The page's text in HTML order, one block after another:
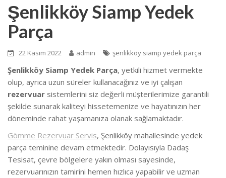
Şenlikköy Siamp Yedek
Parça
22 Kasım 2022 admin şenlikköy siamp yedek parça
Şenlikköy Siamp Yedek Parça, yetkili hizmet vermekte
olup, ayrıca uzun süreler kullanacağınız ve iyi çalışan
rezervuar sistemlerini siz değerli müşterilerimize garantili
şekilde sunarak kaliteyi hissetemenize ve hayatınızın her
döneminde rahat yaşamanıza olanak sağlamaktadır.
Gömme Rezervuar Servis, Şenlikköy mahallesinde yedek
parça teminine devam etmektedir. Dolayısıyla Dadaş
Tesisat, çevre bölgelere yakın olması sayesinde,
rezervuarınızın tamirini hemen hızlıca yapabilir ve uzman